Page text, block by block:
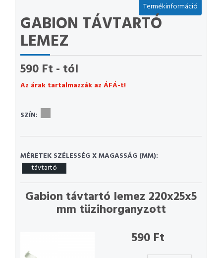
Termékinformáció
GABION TÁVTARTÓ
LEMEZ
590 Ft - tól
Az árak tartalmazzák az ÁFÁ-t!
SZÍN:
MÉRETEK SZÉLESSÉG X MAGASSÁG (MM):
távtartó
Gabion távtartó lemez 220x25x5
mm tüzihorganyzott
590 Ft